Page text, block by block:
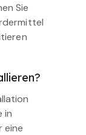
Sie
in
eine